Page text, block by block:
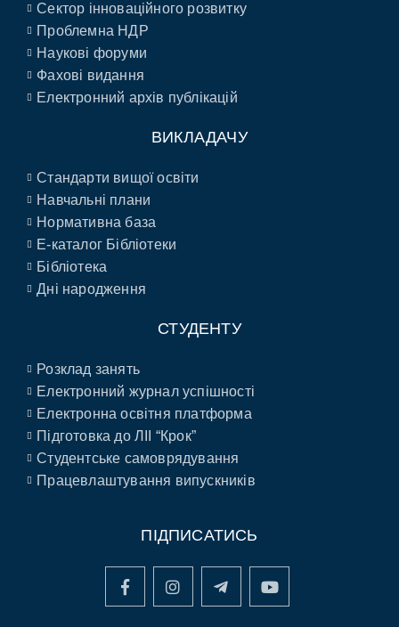
Сектор інноваційного розвитку
Проблемна НДР
Наукові форуми
Фахові видання
Електронний архів публікацій
ВИКЛАДАЧУ
Стандарти вищої освіти
Навчальні плани
Нормативна база
E-каталог Бібліотеки
Бібліотека
Дні народження
СТУДЕНТУ
Розклад занять
Електронний журнал успішності
Електронна освітня платформа
Підготовка до ЛІІ “Крок”
Студентське самоврядування
Працевлаштування випускників
ПІДПИСАТИСЬ